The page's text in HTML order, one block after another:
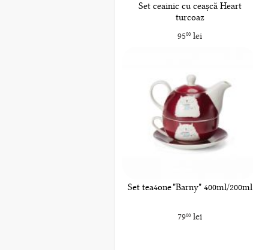
Set ceainic cu ceașcă Heart
turcoaz
9500lei
Set tea4one "Barny" 400ml/200ml
7900lei